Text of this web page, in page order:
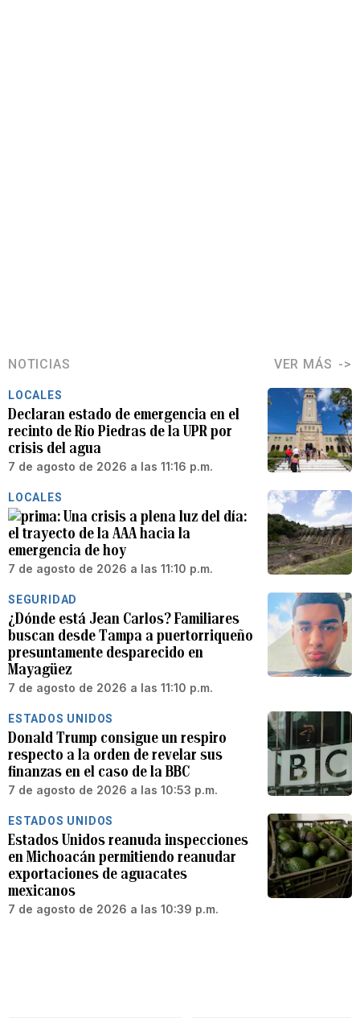
NOTICIAS VER MÁS
LOCALES
Declaran estado de emergencia en el
recinto de Río Piedras de la UPR por
crisis del agua
7 de agosto de 2026 a las 11:16 p.m.
LOCALES
Una crisis a plena luz del día:
el trayecto de la AAA hacia la
emergencia de hoy
7 de agosto de 2026 a las 11:10 p.m.
SEGURIDAD
¿Dónde está Jean Carlos? Familiares
buscan desde Tampa a puertorriqueño
presuntamente desparecido en
Mayagüez
7 de agosto de 2026 a las 11:10 p.m.
ESTADOS UNIDOS
Donald Trump consigue un respiro
respecto a la orden de revelar sus
finanzas en el caso de la BBC
7 de agosto de 2026 a las 10:53 p.m.
ESTADOS UNIDOS
Estados Unidos reanuda inspecciones
en Michoacán permitiendo reanudar
exportaciones de aguacates
mexicanos
7 de agosto de 2026 a las 10:39 p.m.